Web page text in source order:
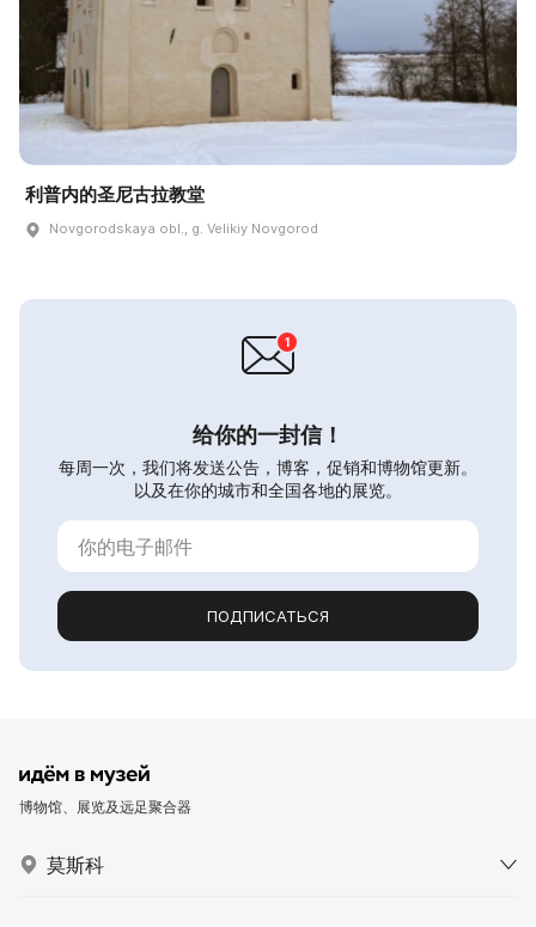
利普内的圣尼古拉教堂
Novgorodskaya obl., g. Velikiy Novgorod
给你的一封信！
每周一次，我们将发送公告，博客，促销和博物馆更新。
以及在你的城市和全国各地的展览。
ПОДПИСАТЬСЯ
博物馆、展览及远足聚合器
莫斯科